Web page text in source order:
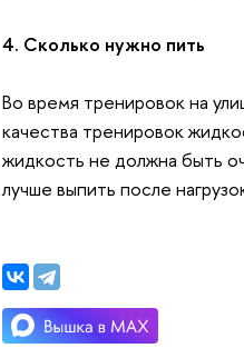
4. Сколько нужно пить
Во время тренировок на
качества тренировок
жидкость не должна быть
лучше выпить после